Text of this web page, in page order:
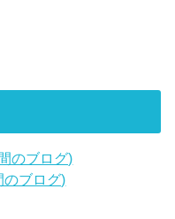
のブログ)
のブログ)